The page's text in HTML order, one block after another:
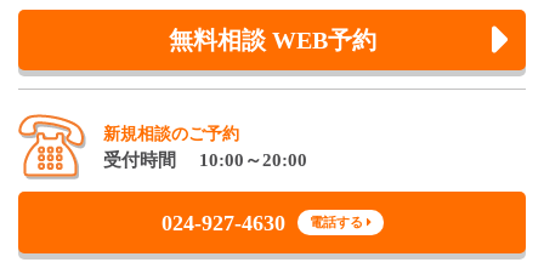
無料相談 WEB予約
新規相談のご予約
受付時間 10:00～20:00
024-927-4630 電話する